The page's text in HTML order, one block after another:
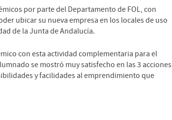
por parte del Departamento de FOL, con
ubicar su nueva empresa en los locales de uso
de la Junta de Andalucía.
con esta actividad complementaria para el
se mostró muy satisfecho en las 3 acciones
y facilidades al emprendimiento que